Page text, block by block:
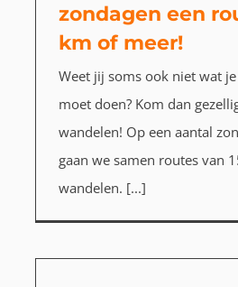
zondagen een
km of meer!
Weet jij soms ook niet wat
moet doen? Kom dan
wandelen! Op een aantal
gaan we samen routes van
wandelen. [...]